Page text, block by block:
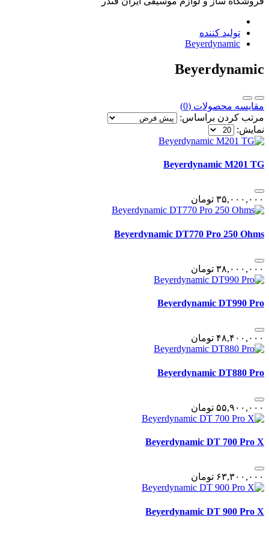
تولید کننده
Beyerdynamic
Beyerdynamic
مقایسه محصولات (0)
مرتب کردن براساس:
نمایش:
Beyerdynamic M201 TG
٣۵,٠٠٠,٠٠٠ تومان
Beyerdynamic DT770 Pro 250 Ohms
٣٨,٠٠٠,٠٠٠ تومان
Beyerdynamic DT990 Pro
۴٨,۴٠٠,٠٠٠ تومان
Beyerdynamic DT880 Pro
۵۵,٩٠٠,٠٠٠ تومان
Beyerdynamic DT 700 Pro X
۶٣,٣٠٠,٠٠٠ تومان
Beyerdynamic DT 900 Pro X